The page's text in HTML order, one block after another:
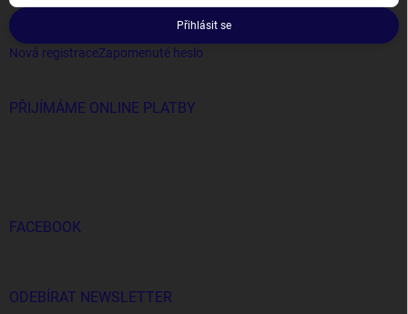
Přihlásit se
Nová registraceZapomenuté heslo
PŘIJÍMÁME ONLINE PLATBY
FACEBOOK
ODEBÍRAT NEWSLETTER